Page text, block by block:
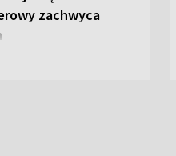
zachwyca